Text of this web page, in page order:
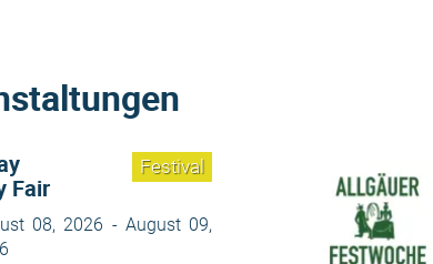
Festival
Fair
08, 2026 - August 09,